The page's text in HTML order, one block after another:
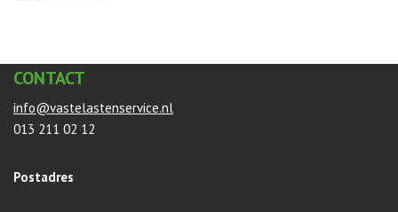
CONTACT
info@vastelastenservice.nl
013 211 02 12
Postadres